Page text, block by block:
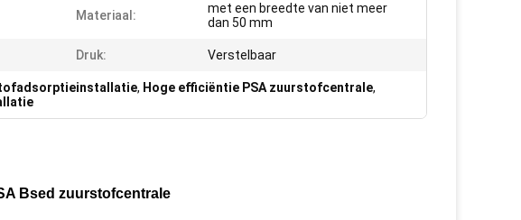
Materiaal:
met een breedte van niet meer
dan 50 mm
Druk: Verstelbaar
, Hoge efficiëntie PSA zuurstofcentrale,
Bsed zuurstofcentrale